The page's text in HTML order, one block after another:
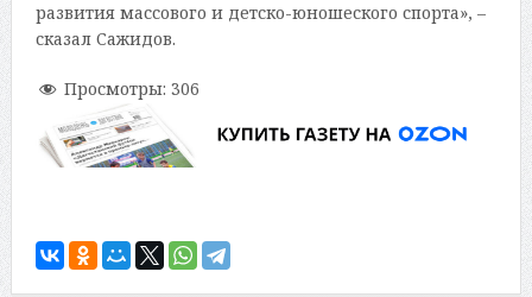
развития массового и детско-юношеского спорта», –
сказал Сажидов.
Просмотры: 306